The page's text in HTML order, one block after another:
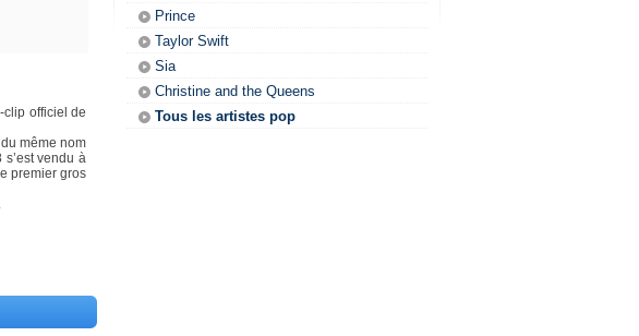
clip officiel de
même nom
vendu à
premier gros
Prince
Taylor Swift
Sia
Christine and the Queens
Tous les artistes pop